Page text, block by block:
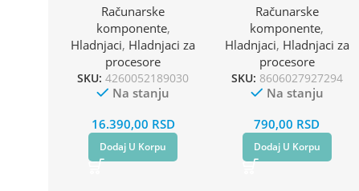
(AM4,AM5,1700,1200,2
066,1150,1151,1155,201
1)
Računarske
komponente,
Hladnjaci, Hladnjaci za
procesore
SKU:4260052189030
Na stanju
16.390,00 RSD
Dodaj U Korpu
M3+/AM4) TDP 65W
Računarske
komponente,
Hladnjaci, Hladnjaci za
procesore
SKU: 8606027927294
Na stanju
790,00 RSD
Dodaj U Korpu